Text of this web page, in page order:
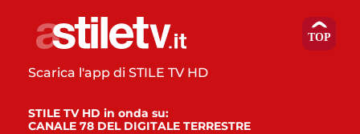
Scarica l'app di STILE TV HD
STILE TV HD in onda su:
CANALE 78 DEL DIGITALE TERRESTRE